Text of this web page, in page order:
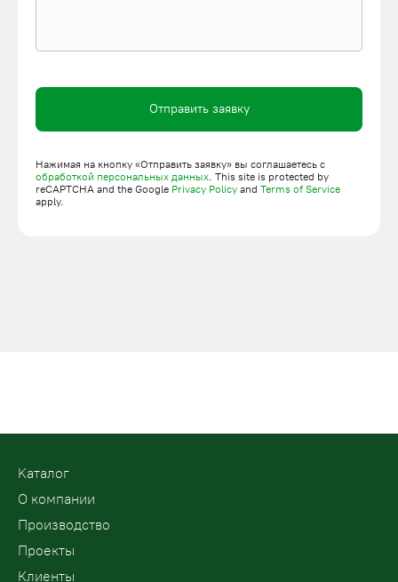
Отправить заявку
Нажимая на кнопку «Отправить заявку» вы соглашаетесь с
обработкой персональных данных. This site is protected by
reCAPTCHA and the Google Privacy Policy and Terms of Service
apply.
Kаталог
О компании
Производство
Проекты
Клиенты